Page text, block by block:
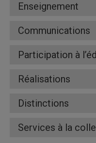
Enseignement
Communications
Participation à
Réalisations
Distinctions
Services à la